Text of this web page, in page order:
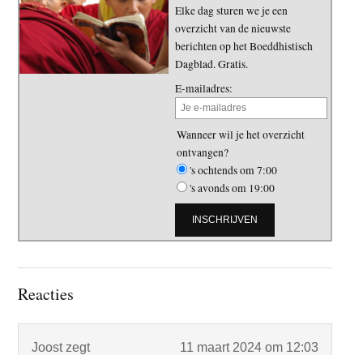
Elke dag sturen we je een
overzicht van de nieuwste
berichten op het Boeddhistisch
Dagblad. Gratis.
E-mailadres:
Wanneer wil je het overzicht
ontvangen?
's ochtends om 7:00
's avonds om 19:00
Lees
Reacties
Joost zegt 11 maart 2024 om 12:03